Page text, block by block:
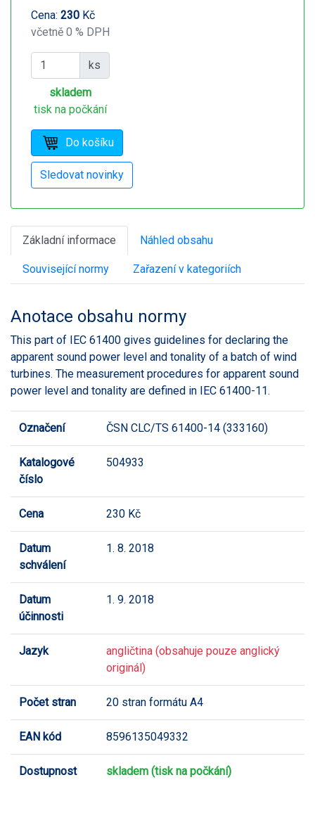
Cena: 230 Kč
včetně 0 % DPH
ks
skladem
tisk na počkání
Základní informace Náhled obsahu
Související normy Zařazení v kategoriích
Anotace obsahu normy
This part of IEC 61400 gives guidelines for declaring the
apparent sound power level and tonality of a batch of wind
turbines. The measurement procedures for apparent sound
power level and tonality are defined in IEC 61400-11.
Označení ČSN CLC/TS 61400-14 (333160)
Katalogové
číslo
504933
Cena 230 Kč
Datum
schválení
1. 8. 2018
Datum
účinnosti
1. 9. 2018
Jazyk
angličtina (obsahuje pouze anglický
originál)
Počet stran 20 stran formátu A4
EAN kód 8596135049332
Dostupnost skladem (tisk na počkání)